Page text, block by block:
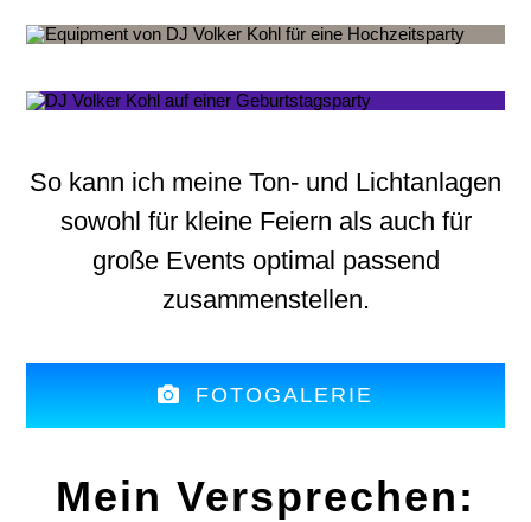
So kann ich meine Ton- und Lichtanlagen
sowohl für kleine Feiern als auch für
große Events optimal passend
zusammenstellen.
FOTOGALERIE
Mein Versprechen: